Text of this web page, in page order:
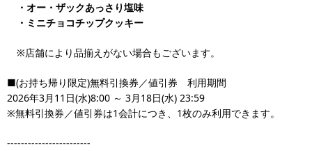
・オー・ザックあっさり塩味
・ミニチョコチップクッキー
※店舗により品揃えがない場合もございます。
■(お持ち帰り限定)無料引換券／値引券 利用期間
2026年3月11日(水)8:00 ～ 3月18日(水) 23:59
※無料引換券／値引券は1会計につき、1枚のみ利用できます。
------------------------